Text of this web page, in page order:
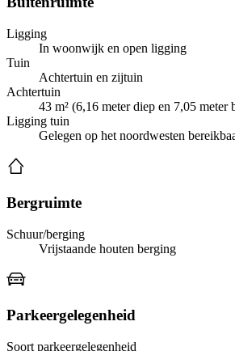
Ligging
In woonwijk en open ligging
Tuin
Achtertuin en zijtuin
Achtertuin
43 m² (6,16 meter diep en 7,05 meter
Ligging tuin
Gelegen op het noordwesten
Bergruimte
Schuur/berging
Vrijstaande houten berging
Parkeergelegenheid
Soort parkeergelegenheid